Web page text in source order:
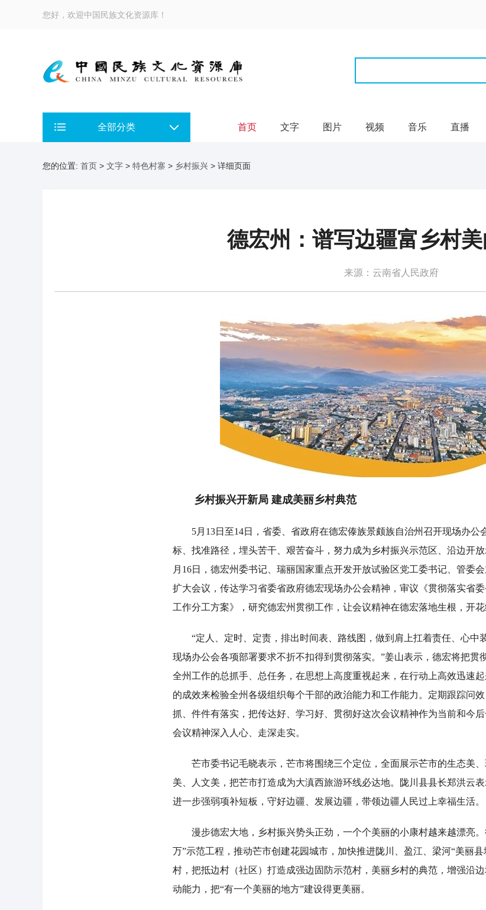
您好，欢迎中国民族文化资源库！
全部分类 首页 文字 图片 视频 音乐 直播
您的位置: 首页 > 文字 > 特色村寨 > 乡村振兴 > 详细页面
德宏州：谱写边疆富乡村
来源：云南省人民政府
乡村振兴开新局 建成美丽乡村典范
5月13日至14日，省委、省政府在德宏傣族景颇族自治州召开现场办公
标、找准路径，埋头苦干、艰苦奋斗，努力成为乡村振兴示范区、沿边开
月16日，德宏州委书记、瑞丽国家重点开发开放试验区党工委书记、管委
扩大会议，传达学习省委省政府德宏现场办公会精神，审议《贯彻落实省
工作分工方案》，研究德宏州贯彻工作，让会议精神在德宏落地生根，开花
“定人、定时、定责，排出时间表、路线图，做到肩上扛着责任、心中
现场办公会各项部署要求不折不扣得到贯彻落实。”姜山表示，德宏将把贯
全州工作的总抓手、总任务，在思想上高度重视起来，在行动上高效迅速
的成效来检验全州各级组织每个干部的政治能力和工作能力。定期跟踪问
抓、件件有落实，把传达好、学习好、贯彻好这次会议精神作为当前和今
会议精神深入人心、走深走实。
芒市委书记毛晓表示，芒市将围绕三个定位，全面展示芒市的生态美、
美、人文美，把芒市打造成为大滇西旅游环线必达地。陇川县县长郑洪云
进一步强弱项补短板，守好边疆、发展边疆，带领边疆人民过上幸福生活。
漫步德宏大地，乡村振兴势头正劲，一个个美丽的小康村越来越漂亮。
万”示范工程，推动芒市创建花园城市，加快推进陇川、盈江、梁河“美丽
村，把抵边村（社区）打造成强边固防示范村，美丽乡村的典范，增强沿
动能力，把“有一个美丽的地方”建设得更美丽。